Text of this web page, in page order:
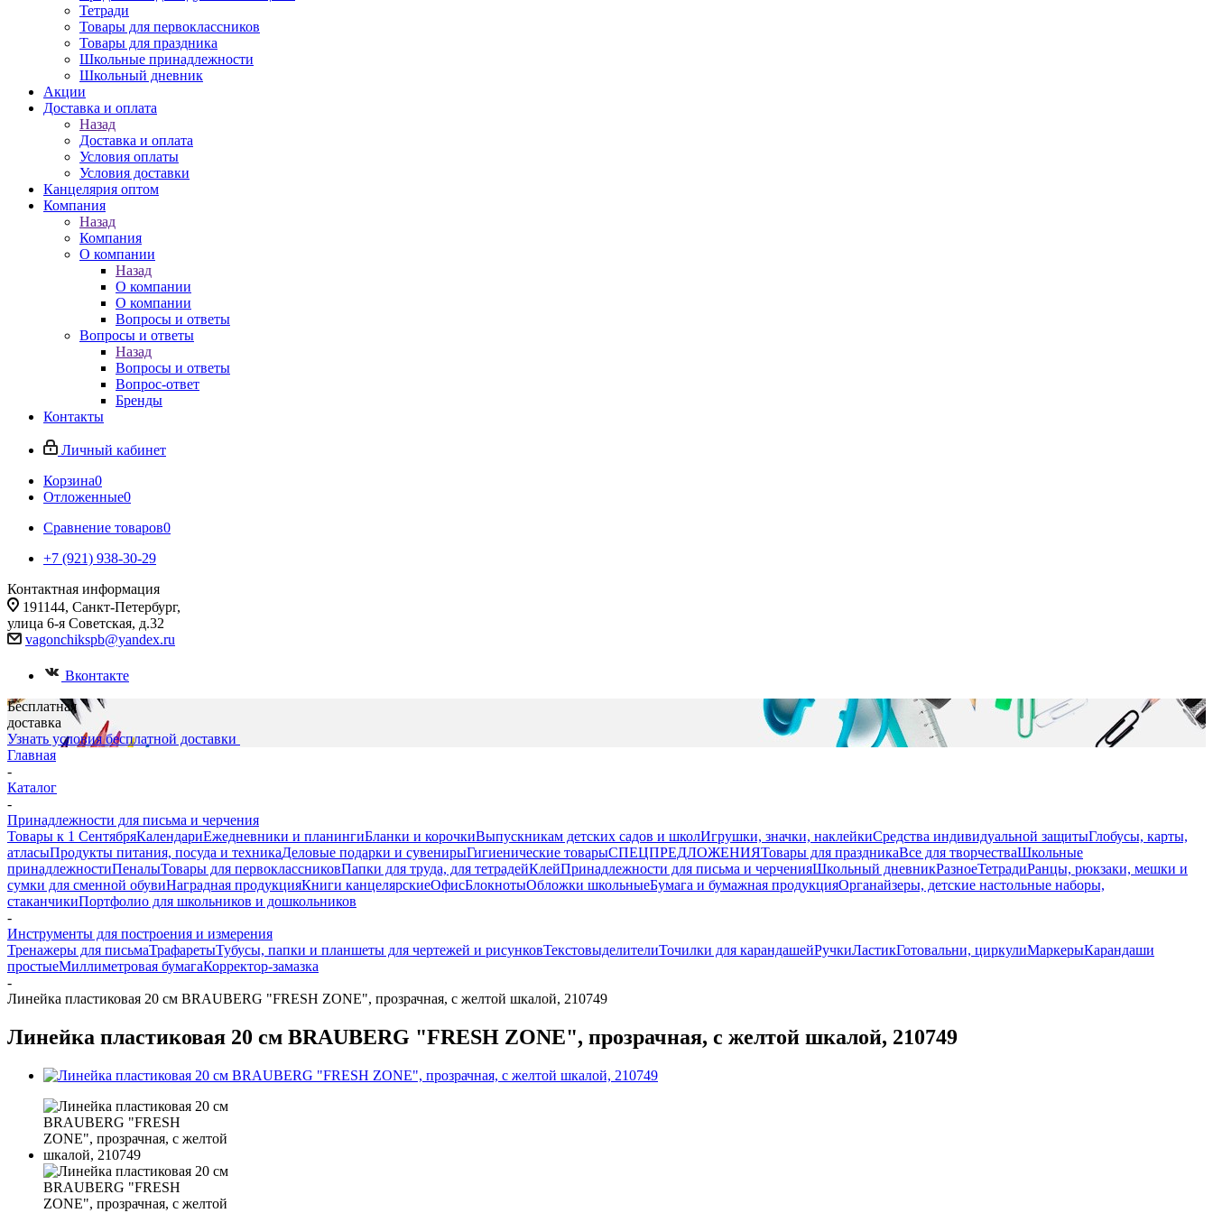
Тетради
Товары для первоклассников
Товары для праздника
Школьные принадлежности
Школьный дневник
Акции
Доставка и оплата
Назад
Доставка и оплата
Условия оплаты
Условия доставки
Канцелярия оптом
Компания
Назад
Компания
О компании
Назад
О компании
О компании
Вопросы и ответы
Вопросы и ответы
Назад
Вопросы и ответы
Вопрос-ответ
Бренды
Контакты
Личный кабинет
Корзина0
Отложенные0
Сравнение товаров0
+7 (921) 938-30-29
Контактная информация
191144, Санкт-Петербург,
улица 6-я Советская, д.32
vagonchikspb@yandex.ru
Вконтакте
Бесплатная
доставка
Узнать условия бесплатной доставки
Главная
-
Каталог
-
Принадлежности для письма и черчения
Товары к 1 СентябряКалендариЕжедневники и планингиБланки и корочкиВыпускникам детских садов и школИгрушки, значки, наклейкиСредства индивидуальной защитыГлобусы, карты,
атласыПродукты питания, посуда и техникаДеловые подарки и сувенирыГигиенические товарыСПЕЦПРЕДЛОЖЕНИЯТовары для праздникаВсе для творчестваШкольные
принадлежностиПеналыТовары для первоклассниковПапки для труда, для тетрадейКлейПринадлежности для письма и черченияШкольный дневникРазноеТетрадиРанцы, рюкзаки, мешки и
сумки для сменной обувиНаградная продукцияКниги канцелярскиеОфисБлокнотыОбложки школьныеБумага и бумажная продукцияОрганайзеры, детские настольные наборы,
стаканчикиПортфолио для школьников и дошкольников
-
Инструменты для построения и измерения
Тренажеры для письмаТрафаретыТубусы, папки и планшеты для чертежей и рисунковТекстовыделителиТочилки для карандашейРучкиЛастикГотовальни, циркулиМаркерыКарандаши
простыеМиллиметровая бумагаКорректор-замазка
-
Линейка пластиковая 20 см BRAUBERG "FRESH ZONE", прозрачная, с желтой шкалой, 210749
Линейка пластиковая 20 см BRAUBERG "FRESH ZONE", прозрачная, с желтой шкалой, 210749